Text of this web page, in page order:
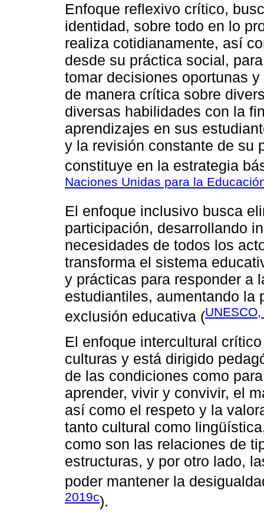
Enfoque reflexivo crítico,
identidad, sobre todo en lo
realiza cotidianamente, así
desde su práctica social,
tomar decisiones oportunas
de manera crítica sobre
diversas habilidades con la
aprendizajes en sus
y la revisión constante de su
constituye en la estrategia
Naciones Unidas para la
El enfoque inclusivo busca
participación, desarrollando
necesidades de todos los
transforma el sistema
y prácticas para responder a
estudiantiles, aumentando la
exclusión educativa (
El enfoque intercultural
culturas y está dirigido
de las condiciones como
aprender, vivir y convivir, el
así como el respeto y la
tanto cultural como
como son las relaciones de
estructuras, y por otro lado,
poder mantener la
2019c).